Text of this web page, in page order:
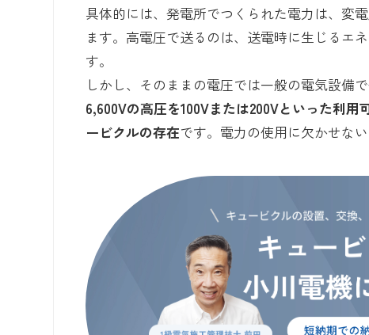
具体的には、発電所でつくられた電力は、変
ます。高電圧で送るのは、送電時に生じるエ
す。
しかし、そのままの電圧では一般の電気設備
6,600Vの高圧を100Vまたは200Vといった利
ービクルの存在です。電力の使用に欠かせな